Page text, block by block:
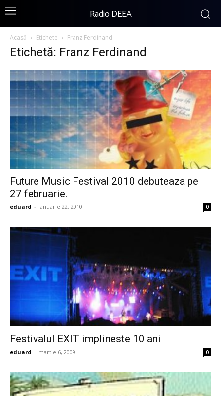
Radio DEEA
Acasă Etichete Franz Ferdinand
Etichetă: Franz Ferdinand
Future Music Festival 2010 debuteaza pe
27 februarie.
eduard - ianuarie 22, 2010 0
Festivalul EXIT implineste 10 ani
eduard - martie 6, 2009 0